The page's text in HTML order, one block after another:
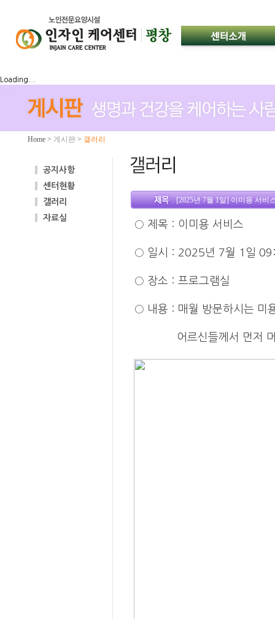
Loading...
Home > 게시판 > 갤러리
공지사항
센터현황
갤러리
자료실
[2025년 7월 1일] 이미용 서비
○ 제목 : 이미용 서비스
○ 일시 : 2025년 7월 1일 0
○ 장소 : 프로그램실
○ 내용 : 매월 방문하시는 미
어르신들께서 먼저 머리